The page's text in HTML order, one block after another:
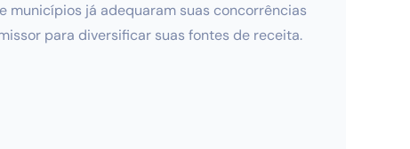
municípios já adequaram suas concorrências
para diversificar suas fontes de receita.